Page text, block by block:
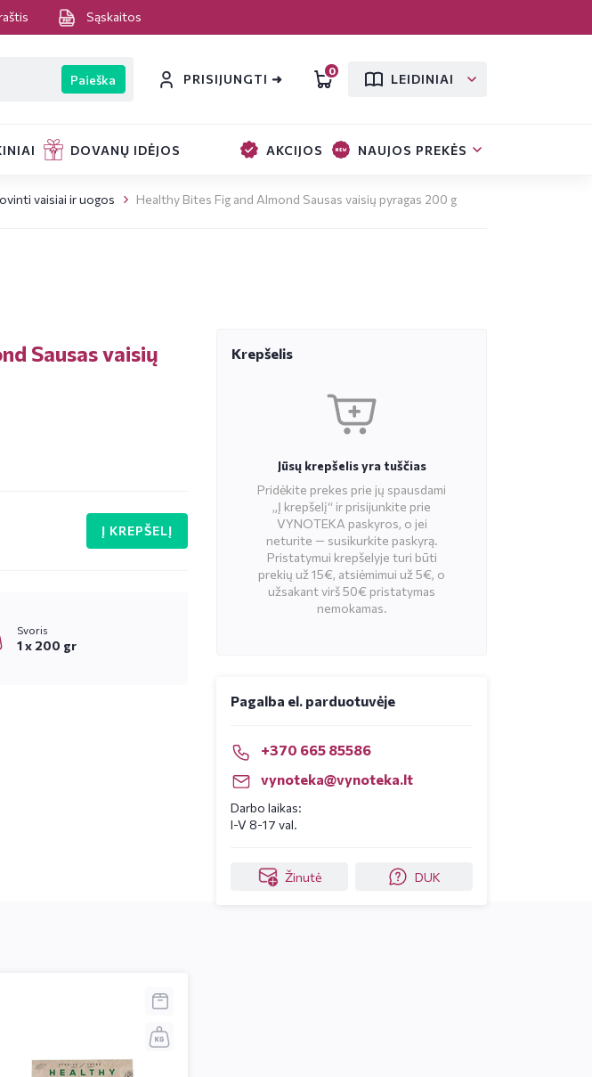
Sąskaitos
Paieška PRISIJUNGTI ➜
0
LEIDINIAI
DOVANŲ IDĖJOS AKCIJOS NAUJOS PREKĖS
vaisiai ir uogos Healthy Bites Fig and Almond Sausas vaisių pyragas 200 g
Krepšelis
Jūsų krepšelis yra tuščias
Pridėkite prekes prie jų spausdami
„Į krepšelį“ ir prisijunkite prie
VYNOTEKA paskyros, o jei
neturite — susikurkite paskyrą.
Pristatymui krepšelyje turi būti
prekių už 15€, atsiėmimui už 5€, o
užsakant virš 50€ pristatymas
nemokamas.
Pagalba el. parduotuvėje
+370 665 85586
vynoteka@vynoteka.lt
Darbo laikas:
I-V 8-17 val.
Žinutė DUK
Sausas vaisių
Į KREPŠELĮ
Svoris
1 x 200 gr